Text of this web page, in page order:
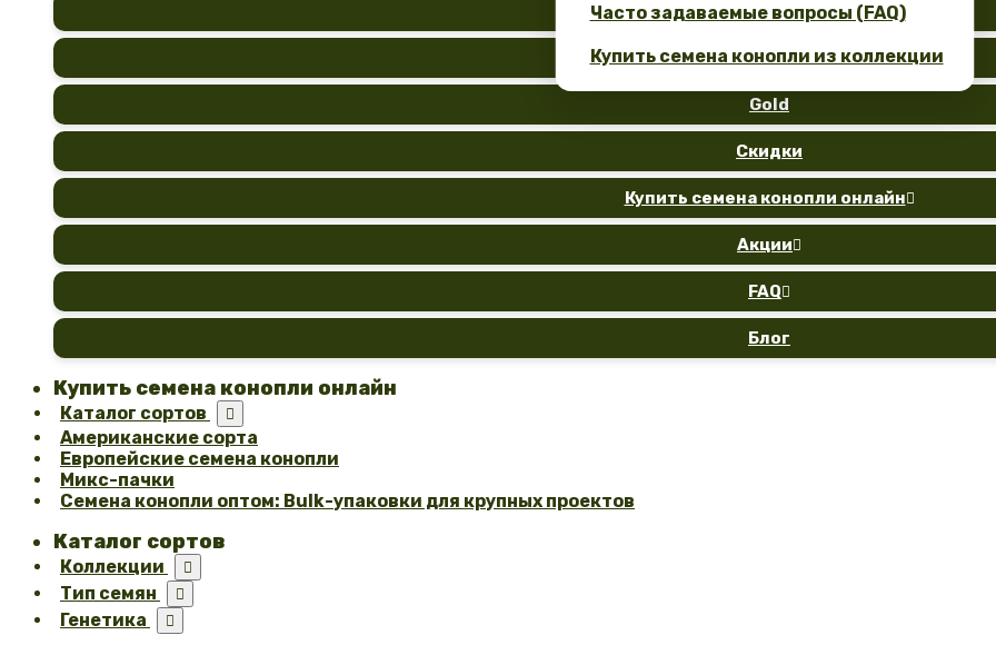
Часто задаваемые вопросы (FAQ)
Купить семена конопли из коллекции
Fem
Reg
Gold
Скидки
Купить семена конопли онлайн 
Акции 
FAQ 
Блог
Купить семена конопли онлайн
Каталог сортов 
Американские сорта
Европейские семена конопли
Микс-пачки
Семена конопли оптом: Bulk-упаковки для крупных проектов
Каталог сортов
Коллекции 
Тип семян 
Генетика 